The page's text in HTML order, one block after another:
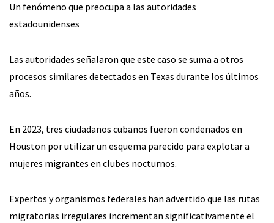
Un fenómeno que preocupa a las autoridades
estadounidenses
Las autoridades señalaron que este caso se suma a otros
procesos similares detectados en Texas durante los últimos
años.
En 2023, tres ciudadanos cubanos fueron condenados en
Houston por utilizar un esquema parecido para explotar a
mujeres migrantes en clubes nocturnos.
Expertos y organismos federales han advertido que las rutas
migratorias irregulares incrementan significativamente el